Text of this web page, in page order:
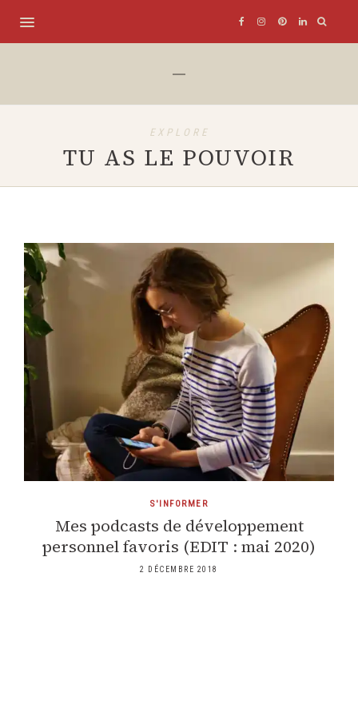
EXPLORE
TU AS LE POUVOIR
S'INFORMER
Mes podcasts de développement
personnel favoris (EDIT : mai 2020)
2 DÉCEMBRE 2018